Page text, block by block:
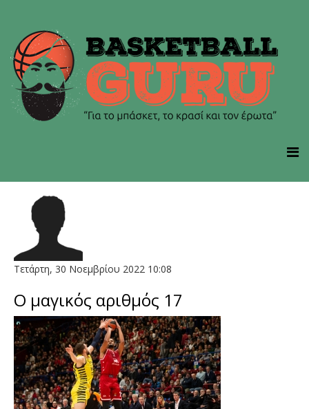
Τετάρτη, 30 Νοεμβρίου 2022 10:08
O μαγικός αριθμός 17